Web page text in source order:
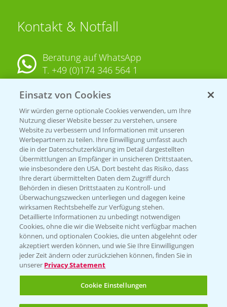
Kontakt & Notfall
Beratung auf WhatsApp
T. +49 (0)174 346 564 1
KONTAKT
Hilfe in Notfällen
T.+49 (0)214/30-20220
Folgen Sie uns
Einsatz von Cookies
Wir würden gerne optionale Cookies verwenden, um Ihre
Nutzung dieser Website besser zu verstehen, unsere
Website zu verbessern und Informationen mit unseren
Werbepartnern zu teilen. Ihre Einwilligung umfasst auch
die in der Datenschutzerklärung im Detail dargestellten
Übermittlungen an Empfänger in unsicheren Drittstaaten,
wie insbesondere den USA. Dort besteht das Risiko, dass
Ihre derart übermittelten Daten dem Zugriff durch
Behörden in diesen Drittstaaten zu Kontroll- und
Überwachungszwecken unterliegen und dagegen keine
wirksamen Rechtsbehelfe zur Verfügung stehen.
Detaillierte Informationen zu unbedingt notwendigen
Cookies, ohne die wir die Webseite nicht verfügbar machen
können, und optionalen Cookies, die unten abgelehnt oder
akzeptiert werden können, und wie Sie Ihre Einwilligungen
jeder Zeit ändern oder zurückziehen können, finden Sie in
unserer Privacy Statement
Cookie Einstellungen